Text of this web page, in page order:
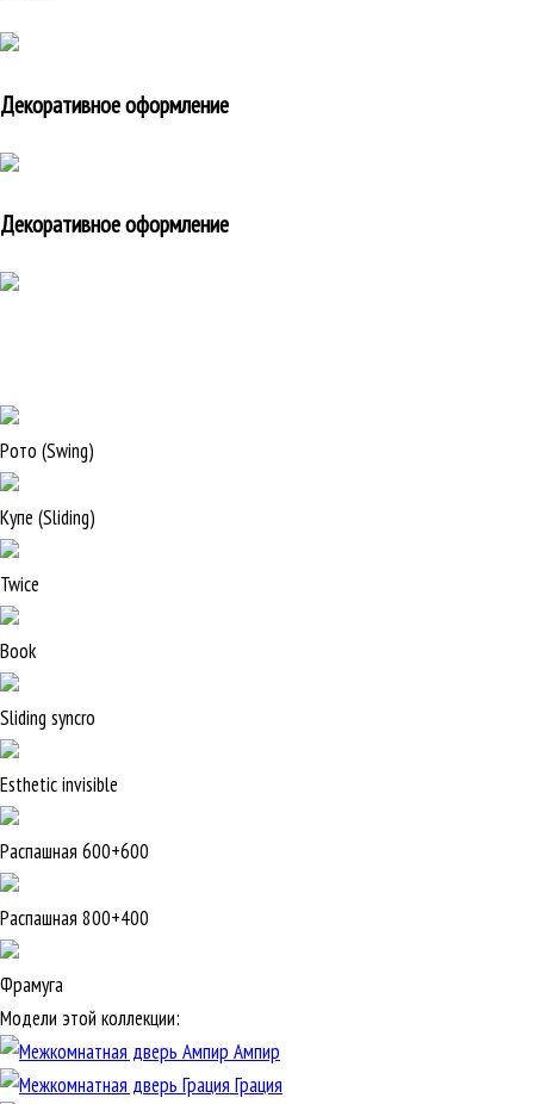
Декоративное оформление
Декоративное оформление
Рото (Swing)
Купе (Sliding)
Twice
Book
Sliding syncro
Esthetic invisible
Распашная 600+600
Распашная 800+400
Фрамуга
Модели этой коллекции:
Ампир
Грация